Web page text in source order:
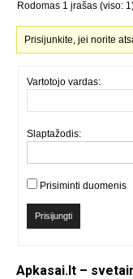
Rodomas 1 įrašas (viso:
Prisijunkite, jei norite
Vartotojo vardas:
Slaptažodis:
Prisiminti duomenis
Prisijungti
Apkasai.lt –